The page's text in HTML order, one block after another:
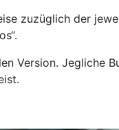
zuzüglich der
Version. Jegliche